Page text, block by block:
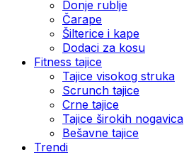
Donje rublje
Čarape
Šilterice i kape
Dodaci za kosu
Fitness tajice
Tajice visokog struka
Scrunch tajice
Crne tajice
Tajice širokih nogavica
Bešavne tajice
Trendi